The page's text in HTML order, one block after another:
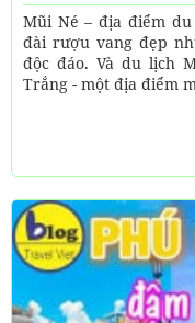
Mũi Né – địa điểm
đài rượu vang đẹp
độc đáo. Và du lịch
Trắng - một địa điểm